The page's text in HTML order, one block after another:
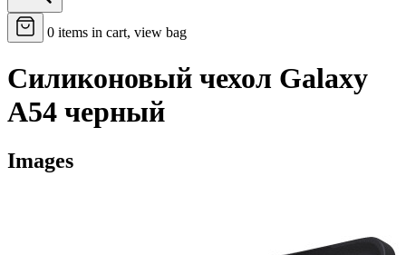
0 items in cart, view bag
Силиконовый чехол Galaxy
A54 черный
Images